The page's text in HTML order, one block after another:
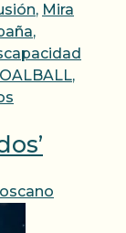
, Mira
,
,